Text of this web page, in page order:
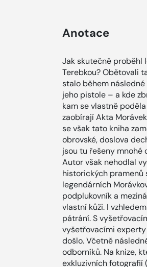
Anotace
Jak skutečně proběhl
Terebkou? Obětovali
stalo během
jeho pistole – a kde
kam se vlastně
zaobírají Akta
se však tato kniha
obrovské, doslova
jsou tu řešeny mnohé
Autor však nehodlal
historických pramenů
legendárních
podplukovník a
vlastní kůži. I
pátrání. S
vyšetřovacími
došlo. Včetně
odborníků. Na knize,
exkluzivních fotografií